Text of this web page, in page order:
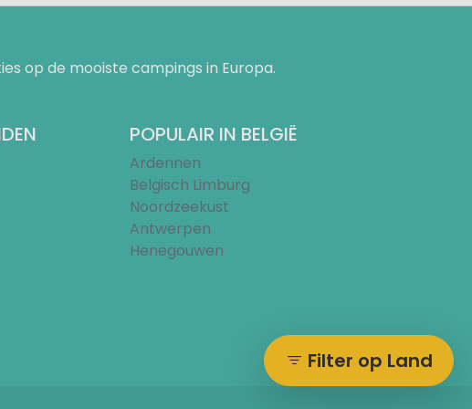
Filter op Land
op de mooiste campings in Europa.
POPULAIR IN BELGIË
Ardennen
Belgisch Limburg
Noordzeekust
Antwerpen
Henegouwen